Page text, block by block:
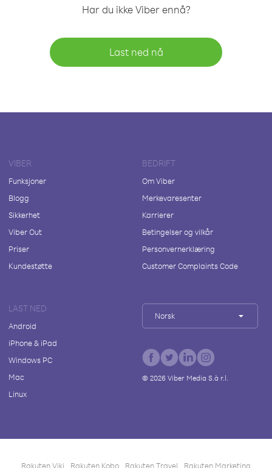
Har du ikke Viber ennå?
Last ned nå
VIBER
Funksjoner
Blogg
Sikkerhet
Viber Out
Priser
Kundestøtte
BEDRIFT
Om Viber
Merkevaresenter
Karrierer
Betingelser og vilkår
Personvernerklæring
Customer Complaints Code
LAST NED
Android
iPhone & iPad
Windows PC
Mac
Linux
Norsk
© 2026Viber Media S.à r.l.
Rakuten Viki Rakuten Kobo Rakuten Travel Rakuten Marketing